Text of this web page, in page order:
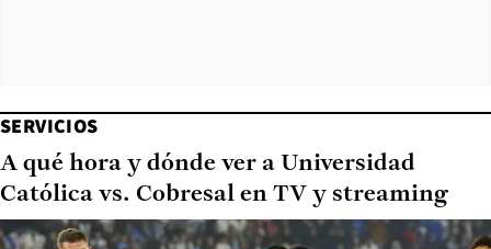
SERVICIOS
A qué hora y dónde ver a Universidad
Católica vs. Cobresal en TV y streaming